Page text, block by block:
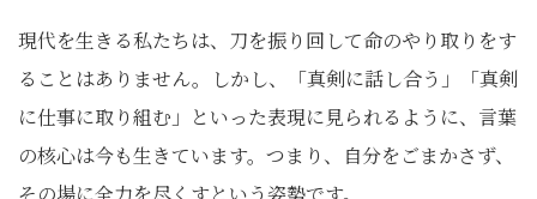
現代を生きる私たちは、刀を振り回して命のやり取りをす
ることはありません。しかし、「真剣に話し合う」「真剣
に仕事に取り組む」といった表現に見られるように、言葉
の核心は今も生きています。つまり、自分をごまかさず、